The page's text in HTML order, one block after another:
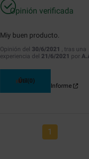
Opinión verificada
Miy buen producto.
Opinión del 30/6/2021 , tras una
experiencia del 21/6/2021 por
Útil(0)
Informe
1